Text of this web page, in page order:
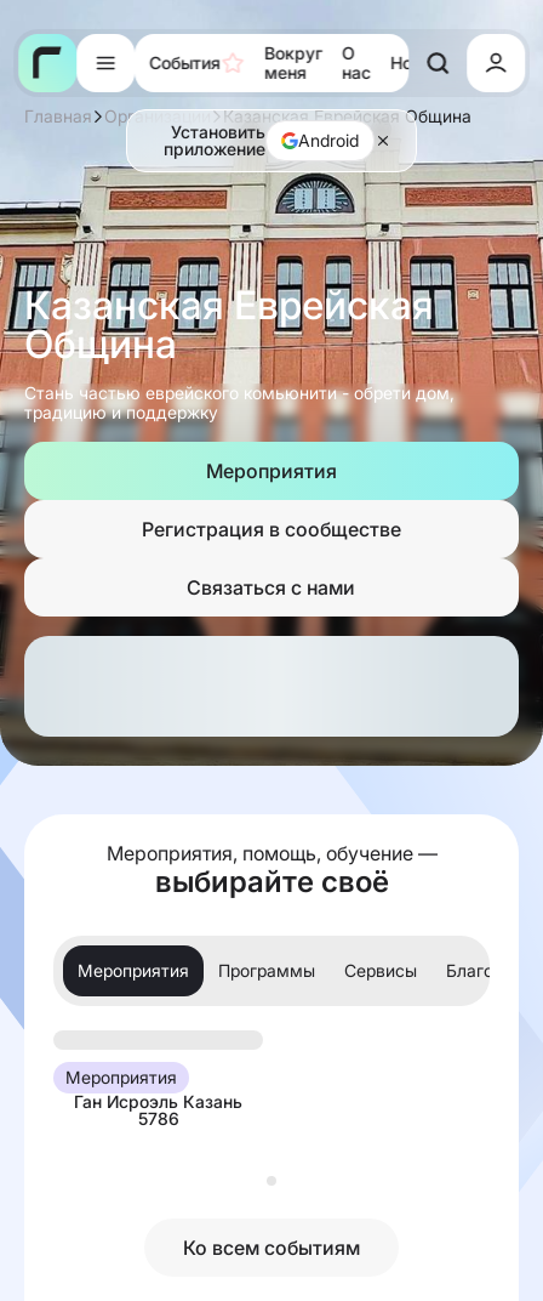
События
Вокруг
меня
О
нас
Новости Тора
Установить
приложение
Android
Главная Организации Казанская Еврейская Община
Казанская Еврейская
Община
Стань частью еврейского комьюнити - обрети дом,
традицию и поддержку
Мероприятия
Регистрация в сообществе
Связаться с нами
Мероприятия, помощь, обучение —
выбирайте своё
Мероприятия Программы Сервисы
Мероприятия
Ган Исроэль Казань
5786
Ко всем событиям